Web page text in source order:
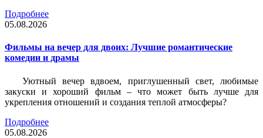
Подробнее
05.08.2026
Фильмы на вечер для двоих: Лучшие романтические
комедии и драмы
Уютный вечер вдвоем, приглушенный свет, любимые
закуски и хороший фильм – что может быть лучше для
укрепления отношений и создания теплой атмосферы?
Подробнее
05.08.2026